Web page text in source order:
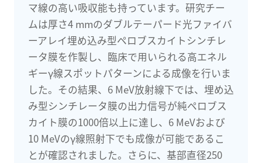
マ線の高い吸収能も持っています。研究チー
ムは厚さ4 mmのダブルテーパード光ファイバ
ーアレイ埋め込み型ペロブスカイトシンチレ
ータ膜を作製し、臨床で用いられる高エネル
ギーγ線スポットパターンによる成像を行いま
した。その結果、6 MeV放射線下では、埋め込
み型シンチレータ膜の出力信号が純ペロブス
カイト膜の1000倍以上に達し、6 MeVおよび
10 MeVのγ線照射下でも成像が可能であるこ
とが確認されました。さらに、基部直径250